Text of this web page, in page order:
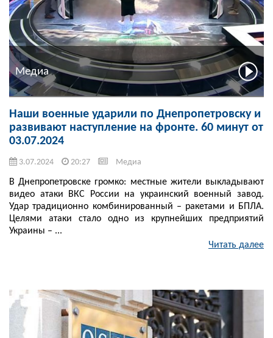
Медиа
Наши военные ударили по Днепропетровску и
развивают наступление на фронте. 60 минут от
03.07.2024
3.07.2024 20:27 Медиа
В Днепропетровске громко: местные жители выкладывают
видео атаки ВКС России на украинский военный завод.
Удар традиционно комбинированный – ракетами и БПЛА.
Целями атаки стало одно из крупнейших предприятий
Украины – ...
Читать далее